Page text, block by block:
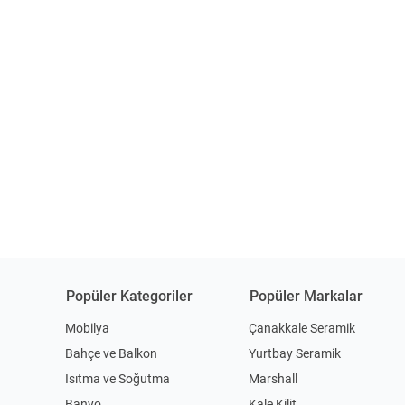
Popüler Kategoriler
Mobilya
Bahçe ve Balkon
Isıtma ve Soğutma
Popüler Markalar
Çanakkale Seramik
Yurtbay Seramik
Marshall